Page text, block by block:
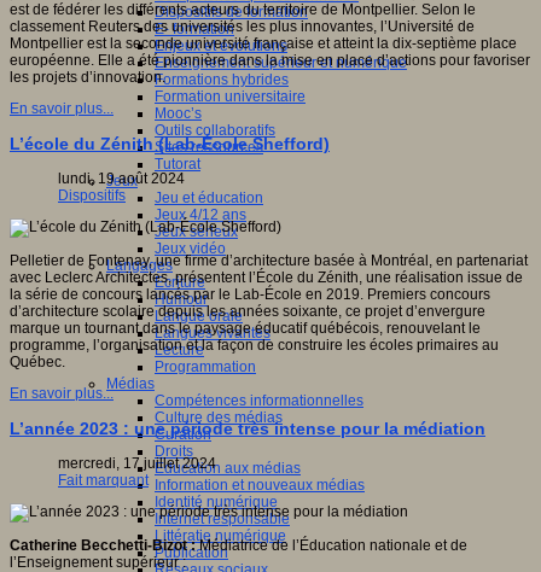
Dispositifs de formation
E- formation
Enjeux et évolutions
Enseignement supérieur et numérique
Formations hybrides
Formation universitaire
Mooc’s
Outils collaboratifs
Sites ressources
Tutorat
Jeux
Jeu et éducation
Jeux 4/12 ans
Jeux sérieux
Jeux vidéo
Langages
Ecriture
Humour
Langue orale
Langues vivantes
Lecture
Programmation
Médias
Compétences informationnelles
Culture des médias
Curation
Droits
Education aux médias
Information et nouveaux médias
Identité numérique
Internet responsable
Littératie numérique
Publication
est de fédérer les différents acteurs du territoire de Montpellier. Selon le
classement Reuters des universités les plus innovantes, l’Université de
Montpellier est la seconde université française et atteint la dix-septième place
européenne. Elle a été pionnière dans la mise en place d’actions pour favoriser
les projets d’innovation.
En savoir plus...
L’école du Zénith (Lab-École Shefford)
lundi, 19 août 2024
Dispositifs
Pelletier de Fontenay, une firme d’architecture basée à Montréal, en partenariat
avec Leclerc Architectes, présentent l’École du Zénith, une réalisation issue de
la série de concours lancés par le Lab-École en 2019. Premiers concours
d’architecture scolaire depuis les années soixante, ce projet d’envergure
marque un tournant dans le paysage éducatif québécois, renouvelant le
programme, l’organisation et la façon de construire les écoles primaires au
Québec.
En savoir plus...
L’année 2023 : une période très intense pour la médiation
mercredi, 17 juillet 2024
Fait marquant
Catherine Becchetti-Bizot :Médiatrice de l’Éducation nationale et de
l’Enseignement supérieur :